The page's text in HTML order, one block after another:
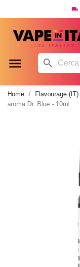

 
Home Flavourage (IT)
aroma Dr. Blue - 10ml